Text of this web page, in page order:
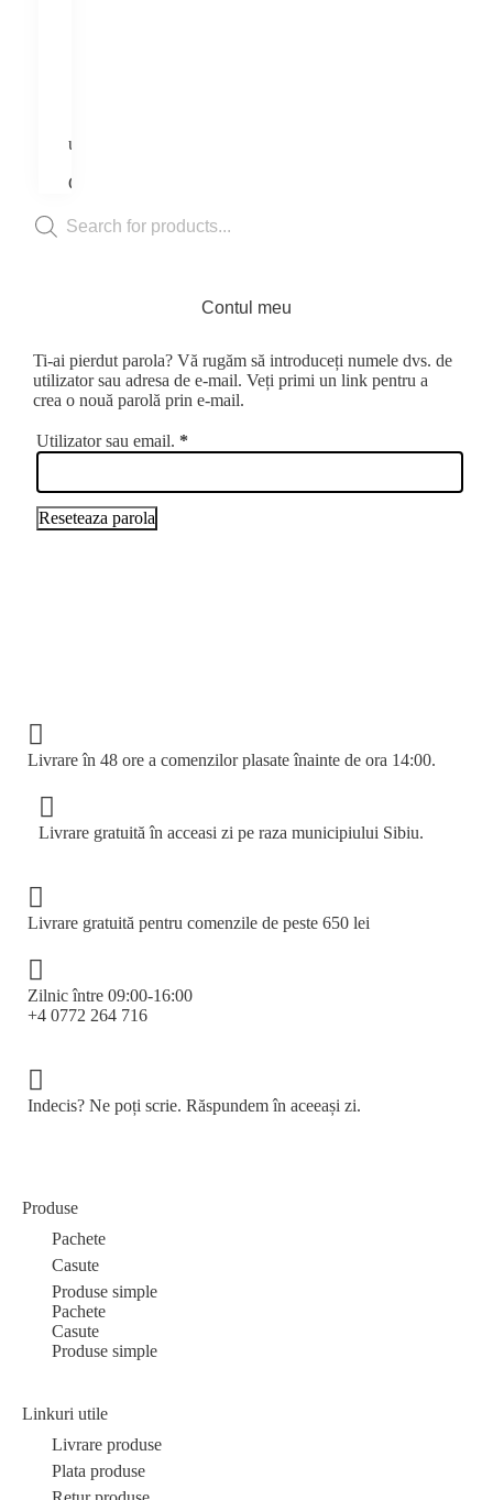
utile
Casutei
Products
search
Contul meu
Ti-ai pierdut parola? Vă rugăm să introduceți numele dvs. de
utilizator sau adresa de e-mail. Veți primi un link pentru a
crea o nouă parolă prin e-mail.
Utilizator sau email. *
Reseteaza parola
Livrare în 48 ore a comenzilor plasate înainte de ora 14:00.
Livrare gratuită în acceasi zi pe raza municipiului Sibiu.
Livrare gratuită pentru comenzile de peste 650 lei
Zilnic între 09:00-16:00
+4 0772 264 716
Indecis? Ne poți scrie. Răspundem în aceeași zi.
Produse
Pachete
Casute
Produse simple
Pachete
Casute
Produse simple
Linkuri utile
Livrare produse
Plata produse